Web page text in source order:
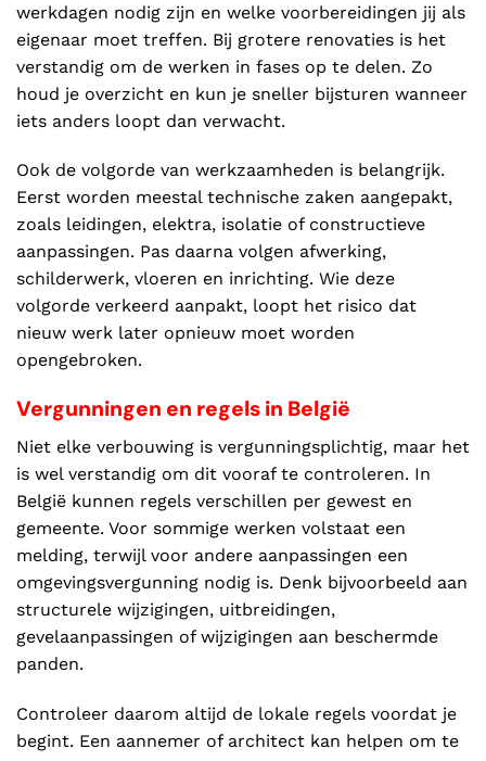
werkdagen nodig zijn en welke voorbereidingen jij als
eigenaar moet treffen. Bij grotere renovaties is het
verstandig om de werken in fases op te delen. Zo
houd je overzicht en kun je sneller bijsturen wanneer
iets anders loopt dan verwacht.
Ook de volgorde van werkzaamheden is belangrijk.
Eerst worden meestal technische zaken aangepakt,
zoals leidingen, elektra, isolatie of constructieve
aanpassingen. Pas daarna volgen afwerking,
schilderwerk, vloeren en inrichting. Wie deze
volgorde verkeerd aanpakt, loopt het risico dat
nieuw werk later opnieuw moet worden
opengebroken.
Vergunningen en regels in België
Niet elke verbouwing is vergunningsplichtig, maar het
is wel verstandig om dit vooraf te controleren. In
België kunnen regels verschillen per gewest en
gemeente. Voor sommige werken volstaat een
melding, terwijl voor andere aanpassingen een
omgevingsvergunning nodig is. Denk bijvoorbeeld aan
structurele wijzigingen, uitbreidingen,
gevelaanpassingen of wijzigingen aan beschermde
panden.
Controleer daarom altijd de lokale regels voordat je
begint. Een aannemer of architect kan helpen om te